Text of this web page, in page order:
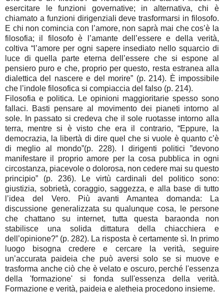
esercitare le funzioni governative; in alternativa, chi è
chiamato a funzioni dirigenziali deve trasformarsi in filosofo.
E chi non comincia con l’amore, non saprà mai che cos’è la
filosofia; il filosofo è l’amante dell’essere e della verità,
coltiva “l’amore per ogni sapere insediato nello squarcio di
luce di quella parte eterna dell’essere che si espone al
pensiero puro e che, proprio per questo, resta estranea alla
dialettica del nascere e del morire” (p. 214). È impossibile
che l’indole filosofica si compiaccia del falso (p. 214).
Filosofia e politica. Le opinioni maggioritarie spesso sono
fallaci. Basti pensare al movimento dei pianeti intorno al
sole. In passato si credeva che il sole ruotasse intorno alla
terra, mentre si è visto che era il contrario, “Eppure, la
democrazia, la libertà di dire quel che si vuole è quanto c’è
di meglio al mondo”(p. 228). I dirigenti politici ”devono
manifestare il proprio amore per la cosa pubblica in ogni
circostanza, piacevole o dolorosa, non cedere mai su questo
principio” (p. 236). Le virtù cardinali del politico sono:
giustizia, sobrietà, coraggio, saggezza, e alla base di tutto
l’idea del Vero. Più avanti Amantea domanda: La
discussione generalizzata su qualunque cosa, le persone
che chattano su internet, tutta questa baraonda non
stabilisce una solida dittatura della chiacchiera e
dell’opinione?” (p. 282). La risposta è certamente sì. In primo
luogo bisogna credere e cercare la verità, seguire
un’accurata paideia che può aversi solo se si muove e
trasforma anche ciò che è velato e oscuro, perché l'essenza
della 'formazione' si fonda sull'essenza della verità.
Formazione e verità, paideia e aletheia procedono insieme.